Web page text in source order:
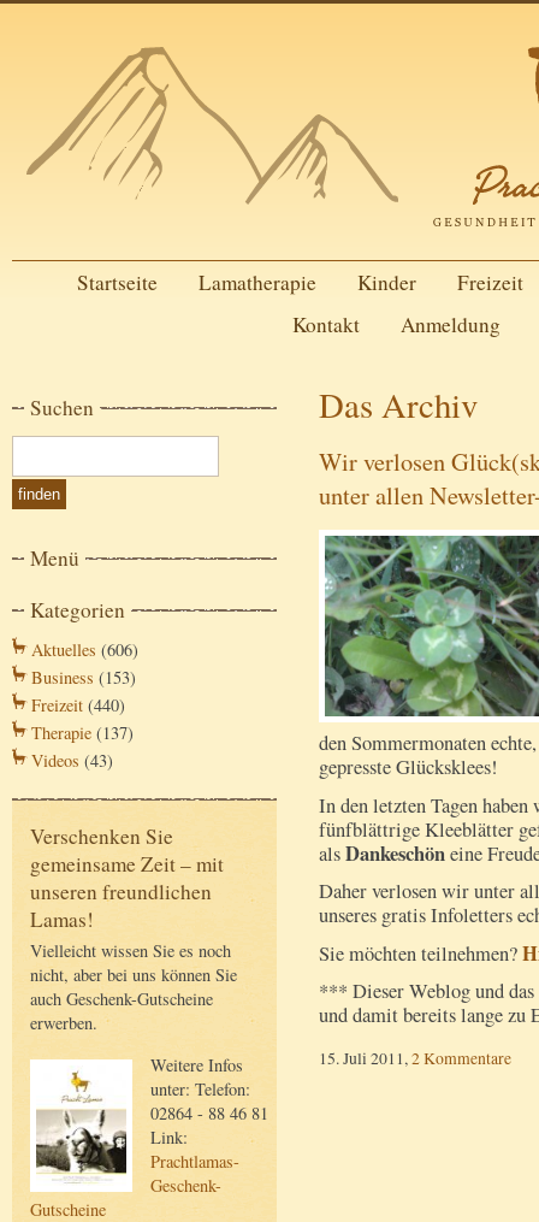
Startseite Lamatherapie Kinder
Freizeit
Kontakt
Anmeldung
Suchen
Menü
Kategorien
Aktuelles (606)
Business (153)
Freizeit (440)
Therapie (137)
Videos (43)
Verschenken Sie
gemeinsame Zeit – mit
unseren freundlichen
Lamas!
Vielleicht wissen Sie es noch
nicht, aber bei uns können Sie
auch Geschenk-Gutscheine
erwerben.
Weitere Infos
unter: Telefon:
02864 - 88 46 81
Link:
Prachtlamas-
Geschenk-
Gutscheine
Das Archiv
Wir verlosen
unter allen
den Sommermonaten
gepresste Glücksklees!
In den letzten Tagen
fünfblättrige Kleeblätter
alsDankeschöneine
Daher verlosen wir unter
unseres gratis Infoletters
Sie möchten teilnehmen?
*** Dieser Weblog und
und damit bereits lange
15. Juli 2011, 2 Kommentare